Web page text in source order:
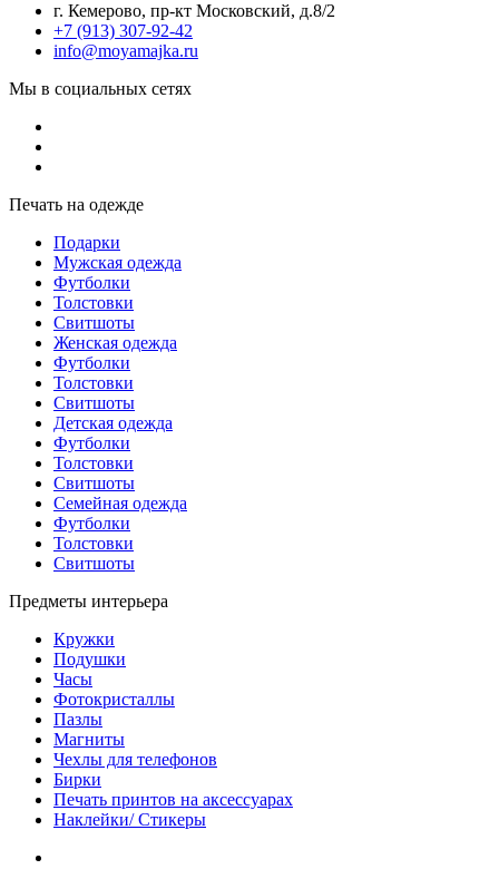
г. Кемерово, пр-кт Московский, д.8/2
+7 (913) 307-92-42
info@moyamajka.ru
Мы в социальных сетях
Печать на одежде
Подарки
Мужская одежда
Футболки
Толстовки
Свитшоты
Женская одежда
Футболки
Толстовки
Свитшоты
Детская одежда
Футболки
Толстовки
Свитшоты
Семейная одежда
Футболки
Толстовки
Свитшоты
Предметы интерьера
Кружки
Подушки
Часы
Фотокристаллы
Пазлы
Магниты
Чехлы для телефонов
Бирки
Печать принтов на аксессуарах
Наклейки/ Стикеры